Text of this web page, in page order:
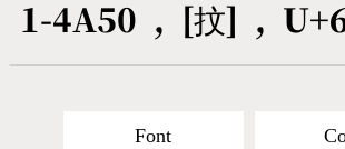
Cang-Jie Query
1-4A50 , [抆] ,
Font